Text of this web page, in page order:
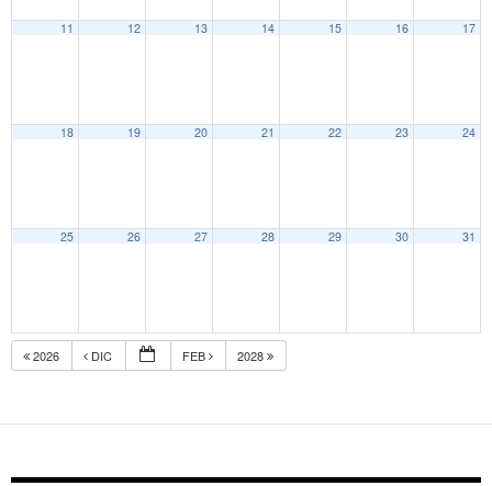
11 12 13 14 15 16 17
18 19 20 21 22 23 24
25 26 27 28 29 30 31
2026 DIC FEB 2028